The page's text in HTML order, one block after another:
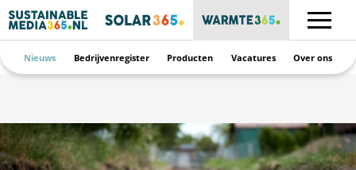
Nieuws Bedrijvenregister Producten Vacatures Over ons